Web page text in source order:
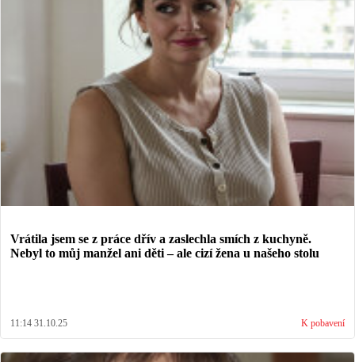
Vrátila jsem se z práce dřív a zaslechla smích z kuchyně.
Nebyl to můj manžel ani děti – ale cizí žena u našeho stolu
11:14 31.10.25 K pobavení